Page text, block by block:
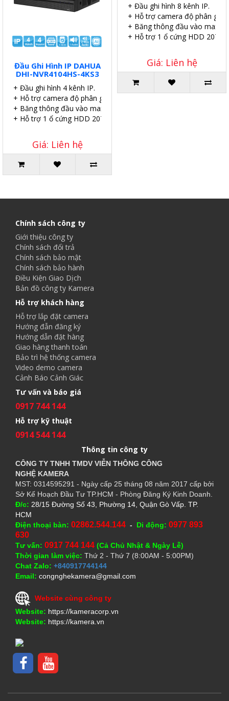
Đầu Ghi Hình IP DAHUA
DHI-NVR4104HS-4KS3
+ Đầu ghi hình 4 kênh IP.
+ Hỗ trợ camera độ phân giải 4.0MP.
+ Băng thông đầu vào max 80Mpb.
+ Hỗ trợ 1 ổ cứng HDD 20TB.
Giá: Liên hệ
+ Đầu ghi hình 8 kênh IP.
+ Hỗ trợ camera độ phân giải
+ Băng thông đầu vào max
+ Hỗ trợ 1 ổ cứng HDD 20TB.
Giá: Liên hệ
Chính sách công ty
Giới thiệu công ty
Chính sách đổi trả
Chính sách bảo mật
Chính sách bảo hành
Điều Kiện Giao Dịch
Bản đồ công ty Kamera
Hỗ trợ khách hàng
Hỗ trợ lắp đặt camera
Hướng đẫn đăng ký
Hướng dẫn đặt hàng
Giao hàng thanh toán
Bảo trì hệ thống camera
Video demo camera
Cảnh Báo Cảnh Giác
Tư vấn và báo giá
0917 744 144
Hỗ trợ kỹ thuật
0914 544 144
Thông tin công ty
CÔNG TY TNHH TMDV VIỄN THÔNG CÔNG
NGHỆ KAMERA
MST: 0314595291 - Ngày cấp 25 tháng 08 năm 2017 cấp bởi
Sở Kế Hoạch Đầu Tư TP.HCM - Phòng Đăng Ký Kinh Doanh.
Đ/c: 28/15 Đường Số 43, Phường 14, Quận Gò Vấp. TP.
HCM
Điện thoại bàn: 02862.544.144 - Di động: 0977 893
630
Tư vấn: 0917 744 144 (Cả Chủ Nhật & Ngày Lễ)
Thời gian làm việc: Thứ 2 - Thứ 7 (8:00AM - 5:00PM)
Chat Zalo: +840917744144
Email: congnghekamera@gmail.com
Website cùng công ty
Website: https://kameracorp.vn
Website: https://kamera.vn